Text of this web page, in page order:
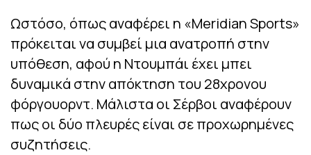
Ωστόσο, όπως αναφέρει η «Meridian Sports»
πρόκειται να συμβεί μια ανατροπή στην
υπόθεση, αφού η Ντουμπάι έχει μπει
δυναμικά στην απόκτηση του 28χρονου
φόργουορντ. Μάλιστα οι Σέρβοι αναφέρουν
πως οι δύο πλευρές είναι σε προχωρημένες
συζητήσεις.